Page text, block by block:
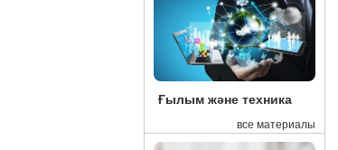
Ғылым және техника
все материалы